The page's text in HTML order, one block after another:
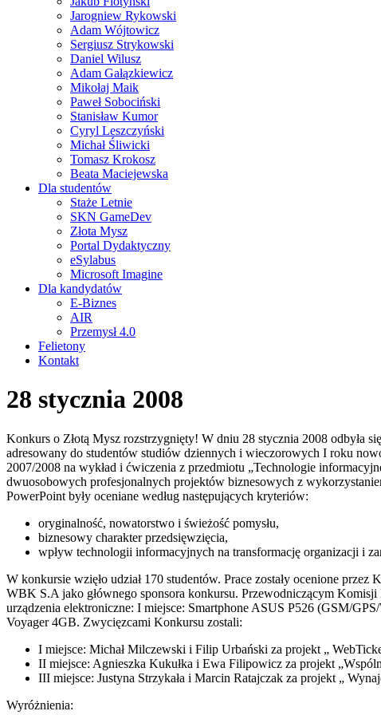
Jarogniew Rykowski
Adam Wójtowicz
Sergiusz Strykowski
Daniel Wilusz
Adam Gałązkiewicz
Mikołaj Maik
Paweł Sobociński
Stanisław Kumor
Cyryl Leszczyński
Michał Śliwicki
Tomasz Krokosz
Beata Maciejewska
Dla studentów
Staże Letnie
SKN GameDev
Złota Mysz
Portal Dydaktyczny
eSylabus
Microsoft Imagine
Dla kandydatów
E-Biznes
AIR
Przemysł 4.0
Felietony
Kontakt
28 stycznia 2008
Konkurs o Złotą Mysz rozstrzygnięty! W dniu 28 stycznia 2008 odbyła
adresowany do studentów studiów dziennych i wieczorowych I roku
2007/2008 na wykład i ćwiczenia z przedmiotu „Technologie
dwuosobowych profesjonalnych projektów biznesowych z
PowerPoint były oceniane według następujących kryteriów:
oryginalność, nowatorstwo i świeżość pomysłu,
biznesowy charakter przedsięwzięcia,
wpływ technologii informacyjnych na transformację organizacji i
W konkursie wzięło udział 170 studentów. Prace zostały ocenione
WBK S.A jako głównego sponsora konkursu. Przewodniczącym
urządzenia elektroniczne: I miejsce: Smartphone ASUS P526 (GSM/
Voyager 4GB. Zwycięzcami Konkursu zostali:
I miejsce: Michał Milczewski i Filip Urbański za projekt „
II miejsce: Agnieszka Kukułka i Ewa Filipowicz za projekt
III miejsce: Justyna Strzykała i Marcin Ratajczak za projekt „
Wyróżnienia: